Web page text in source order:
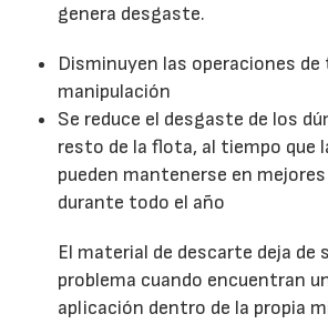
genera desgaste.
Disminuyen las operaciones
manipulación
Se reduce el desgaste de los
resto de la flota, al tiempo que
pueden mantenerse en
durante todo el año
El material de descarte deja de
problema cuando encuentran
aplicación dentro de la propia